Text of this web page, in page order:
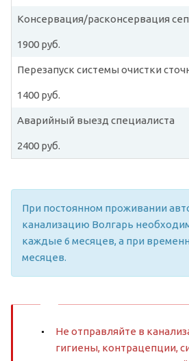
Консервация/расконсервация
1900 руб.
Перезапуск системы очистки
1400 руб.
Аварийный выезд специалиста
2400 руб.
При постоянном проживании
канализацию Волгарь
каждые 6 месяцев, а при
месяцев.
Не отправляйте в
гигиены, контрацепции,